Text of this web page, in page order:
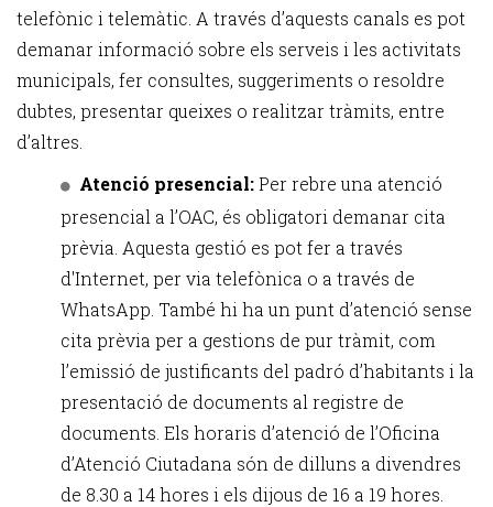
telefònic i telemàtic. A través d’aquests canals es pot
demanar informació sobre els serveis i les activitats
municipals, fer consultes, suggeriments o resoldre
dubtes, presentar queixes o realitzar tràmits, entre
d’altres.
Atenció presencial:Per rebre una atenció
presencial a l’OAC, és obligatori demanar cita
prèvia. Aquesta gestió es pot fer a través
d'Internet, per via telefònica o a través de
WhatsApp. També hi ha un punt d’atenció sense
cita prèvia per a gestions de pur tràmit, com
l’emissió de justificants del padró d’habitants i la
presentació de documents al registre de
documents. Els horaris d’atenció de l’Oficina
d’Atenció Ciutadana són de dilluns a divendres
de 8.30 a 14 hores i els dijous de 16 a 19 hores.